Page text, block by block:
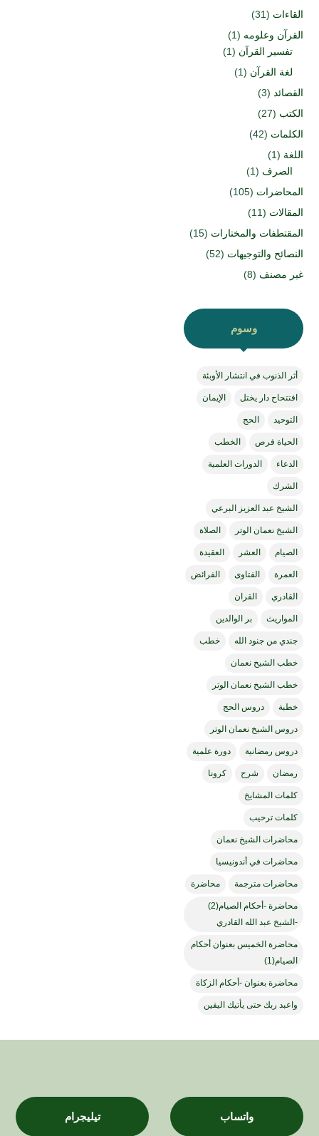
القاءات (31)
القرآن وعلومه (1)
تفسير القرآن (1)
لغة القرآن (1)
القصائد (3)
الكتب (27)
الكلمات (42)
اللغة (1)
الصرف (1)
المحاضرات (105)
المقالات (11)
المقتطفات والمختارات (15)
النصائح والتوجيهات (52)
غير مصنف (8)
وسوم
أثر الذنوب في انتشار الأوبئة
افتتحاح دار يختل الإيمان
التوحيد الحج
الحياة فرص الخطب
الدعاء الدورات العلمية
الشرك
الشيخ عبد العزيز البرعي
الشيخ نعمان الوتر الصلاة
الصيام العشر العقيدة
العمرة الفتاوى الفرائض
القادري القران
المواريث بر الوالدين
جندي من جنود الله خطب
خطب الشيخ نعمان
خطب الشيخ نعمان الوتر
خطبة دروس الحج
دروس الشيخ نعمان الوتر
دروس رمضانية دورة علمية
رمضان شرح كرونا
كلمات المشايخ
كلمات ترحيب
محاضرات الشيخ نعمان
محاضرات في أندونيسيا
محاضرات مترجمة محاضرة
محاضرة -أحكام الصيام(2)
-الشيخ عبد الله القادري
محاضرة الخميس بعنوان أحكام
الصيام(1)
محاضرة بعنوان -أحكام الزكاة
واعبد ربك حتى يأتيك اليقين
واتساب تيليجرام